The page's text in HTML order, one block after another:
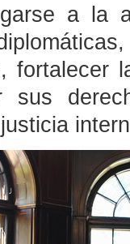
a la
fortalecer
sus